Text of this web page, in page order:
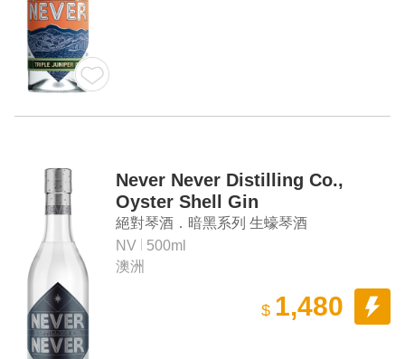
Never Never Distilling Co.,
Oyster Shell Gin
絕對琴酒．暗黑系列 生蠔琴酒
NV
500ml
澳洲
$ 1,480